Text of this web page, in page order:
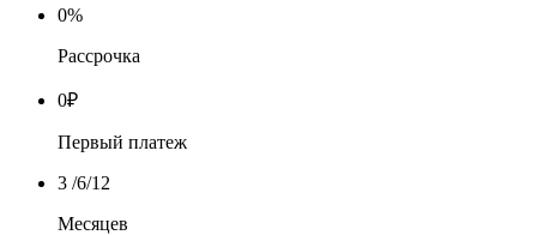
0%
Рассрочка
0₽
Первый платеж
3 /6/12
Месяцев